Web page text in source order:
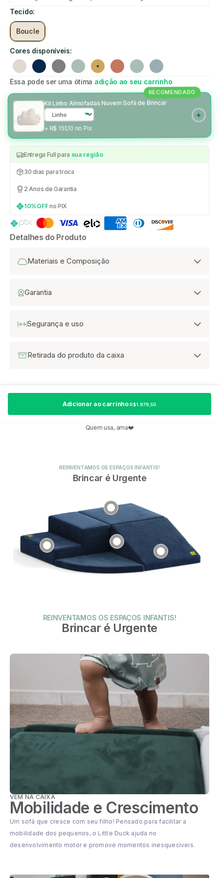
Tecido:
Boucle
Cores disponíveis:
Linho Azul marinho
Cinza Verde MostardaRosa Verde Azul claro
Essa pode ser uma ótima adição ao seu carrinho
RECOMENDADO
Kit Linho Almofadas Nuvem Sofá de Brincar
+ R$ 151,10 no Pix
Entrega Full para sua região
30 dias para troca
2 Anos de Garantia
10%OFFno PIX
Detalhes do Produto
Materiais e Composição
Garantia
Segurança e uso
Retirada do produto da caixa
Adicionar ao carrinho R$ 1.879,50
Quem usa, ama❤️
REINVENTAMOS OS ESPAÇOS INFANTIS!
Brincar é Urgente
REINVENTAMOS OS ESPAÇOS INFANTIS!
Brincar é Urgente
VEM NA CAIXA
Mobilidade e Crescimento
Um sofá que cresce com seu filho! Pensado para facilitar a
mobilidade dos pequenos, o Little Duck ajuda no
desenvolvimento motor e promove momentos inesquecíveis.